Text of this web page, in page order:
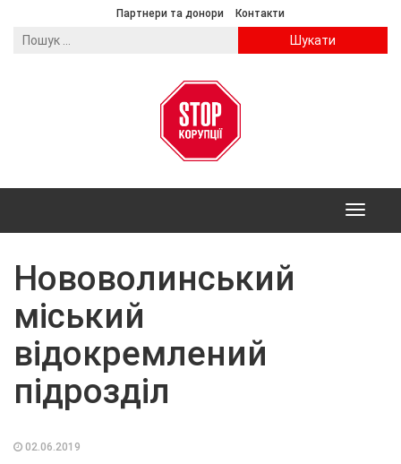
Партнери та донори Контакти
Пошук:
Toggle
Нововолинський
міський
відокремлений
підрозділ
02.06.2019